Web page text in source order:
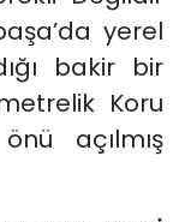
yerel
bakir bir
Koru
açılmış